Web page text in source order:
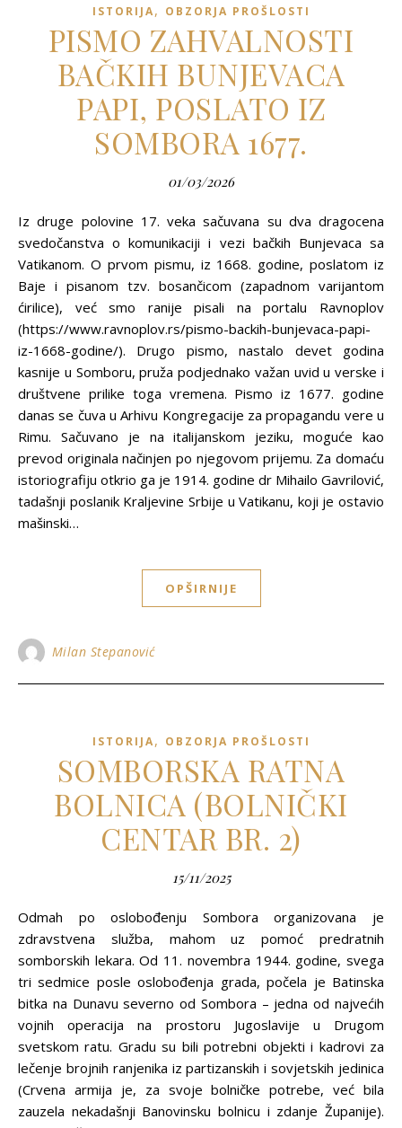
ISTORIJA, OBZORJA PROŠLOSTI
PISMO ZAHVALNOSTI
BAČKIH BUNJEVACA
PAPI, POSLATO IZ
SOMBORA 1677.
01/03/2026
Iz druge polovine 17. veka sačuvana su dva dragocena
svedočanstva o komunikaciji i vezi bačkih Bunjevaca sa
Vatikanom. O prvom pismu, iz 1668. godine, poslatom iz
Baje i pisanom tzv. bosančicom (zapadnom varijantom
ćirilice), već smo ranije pisali na portalu Ravnoplov
(https://www.ravnoplov.rs/pismo-backih-bunjevaca-papi-
iz-1668-godine/). Drugo pismo, nastalo devet godina
kasnije u Somboru, pruža podjednako važan uvid u verske i
društvene prilike toga vremena. Pismo iz 1677. godine
danas se čuva u Arhivu Kongregacije za propagandu vere u
Rimu. Sačuvano je na italijanskom jeziku, moguće kao
prevod originala načinjen po njegovom prijemu. Za domaću
istoriografiju otkrio ga je 1914. godine dr Mihailo Gavrilović,
tadašnji poslanik Kraljevine Srbije u Vatikanu, koji je ostavio
mašinski…
OPŠIRNIJE
Milan Stepanović
ISTORIJA, OBZORJA PROŠLOSTI
SOMBORSKA RATNA
BOLNICA (BOLNIČKI
CENTAR BR. 2)
15/11/2025
Odmah po oslobođenju Sombora organizovana je
zdravstvena služba, mahom uz pomoć predratnih
somborskih lekara. Od 11. novembra 1944. godine, svega
tri sedmice posle oslobođenja grada, počela je Batinska
bitka na Dunavu severno od Sombora – jedna od najvećih
vojnih operacija na prostoru Jugoslavije u Drugom
svetskom ratu. Gradu su bili potrebni objekti i kadrovi za
lečenje brojnih ranjenika iz partizanskih i sovjetskih jedinica
(Crvena armija je, za svoje bolničke potrebe, već bila
zauzela nekadašnji Banovinsku bolnicu i zdanje Županije).